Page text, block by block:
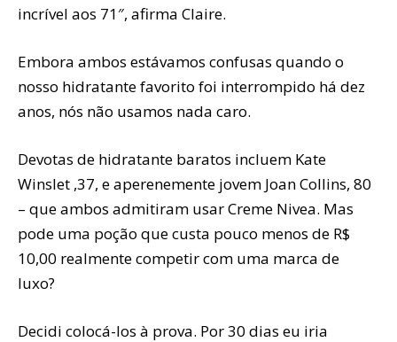
incrível aos 71″, afirma Claire.
Embora ambos estávamos confusas quando o
nosso hidratante favorito foi interrompido há dez
anos, nós não usamos nada caro.
Devotas de hidratante baratos incluem Kate
Winslet ,37, e aperenemente jovem Joan Collins, 80
– que ambos admitiram usar Creme Nivea. Mas
pode uma poção que custa pouco menos de R$
10,00 realmente competir com uma marca de
luxo?
Decidi colocá-los à prova. Por 30 dias eu iria